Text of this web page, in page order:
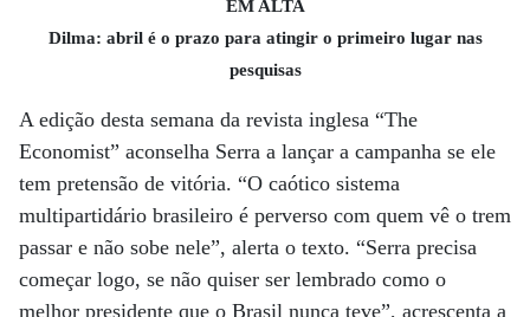
EM ALTA
Dilma: abril é o prazo para atingir o primeiro lugar nas
pesquisas
A edição desta semana da revista inglesa “The
Economist” aconselha Serra a lançar a campanha se ele
tem pretensão de vitória. “O caótico sistema
multipartidário brasileiro é perverso com quem vê o trem
passar e não sobe nele”, alerta o texto. “Serra precisa
começar logo, se não quiser ser lembrado como o
melhor presidente que o Brasil nunca teve”, acrescenta a